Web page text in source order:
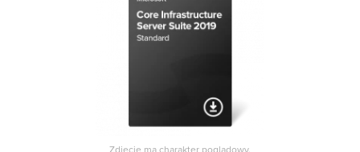
MS Windows Server
Zdjęcie ma charakter poglądowy.